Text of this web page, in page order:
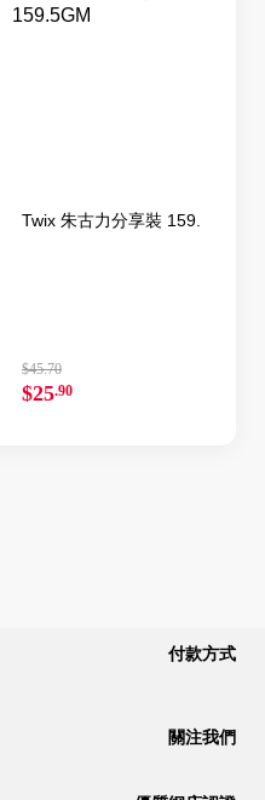
Twix 朱古力分享裝 159.5GM
$45.70
$25.90
付款方式
關注我們